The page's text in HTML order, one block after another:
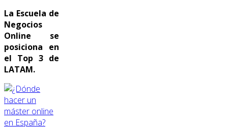
La Escuela de
Negocios
Online se
posiciona en
el Top 3 de
LATAM.